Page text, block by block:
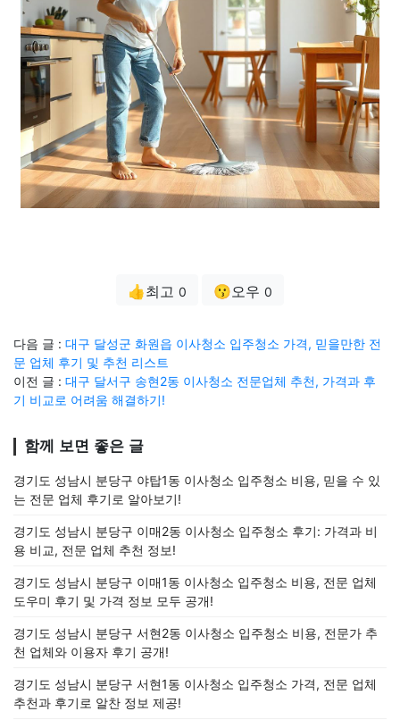
👍최고 0 😗오우 0
다음 글 : 대구 달성군 화원읍 이사청소 입주청소 가격, 믿을만한 전
문 업체 후기 및 추천 리스트
이전 글 : 대구 달서구 송현2동 이사청소 전문업체 추천, 가격과 후
기 비교로 어려움 해결하기!
함께 보면 좋은 글
경기도 성남시 분당구 야탑1동 이사청소 입주청소 비용, 믿을 수 있
는 전문 업체 후기로 알아보기!
경기도 성남시 분당구 이매2동 이사청소 입주청소 후기: 가격과 비
용 비교, 전문 업체 추천 정보!
경기도 성남시 분당구 이매1동 이사청소 입주청소 비용, 전문 업체
도우미 후기 및 가격 정보 모두 공개!
경기도 성남시 분당구 서현2동 이사청소 입주청소 비용, 전문가 추
천 업체와 이용자 후기 공개!
경기도 성남시 분당구 서현1동 이사청소 입주청소 가격, 전문 업체
추천과 후기로 알찬 정보 제공!